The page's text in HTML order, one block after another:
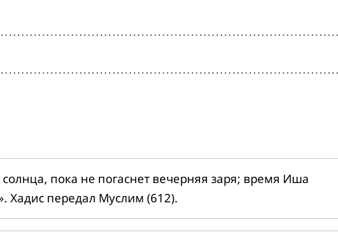
пока не погаснет вечерняя заря; время Иша
Хадис передал Муслим (612).